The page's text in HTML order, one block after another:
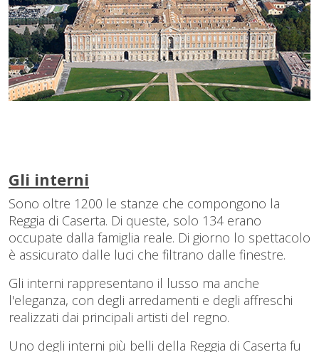
Gli interni
Sono oltre 1200 le stanze che compongono la
Reggia di Caserta. Di queste, solo 134 erano
occupate dalla famiglia reale. Di giorno lo spettacolo
è assicurato dalle luci che filtrano dalle finestre.
Gli interni rappresentano il lusso ma anche
l'eleganza, con degli arredamenti e degli affreschi
realizzati dai principali artisti del regno.
Uno degli interni più belli della Reggia di Caserta fu